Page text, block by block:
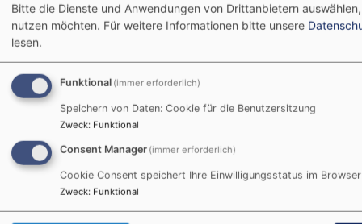
-
Seitennummerierung
Aktuelle
Seite
1 Seite
2 Seite
3 Seite
4 Seite
5 Seite
6 Seite
7 Seite
8 Seite
9 …
Unsere nächsten Termine
Bitte die Dienste und Anwendungen von Drittanbietern
nutzen möchten. Für weitere Informationen bitte unsere
lesen.
Funktional (immer erforderlich)
Speichern von Daten: Cookie für die Benutzersitzung
Zweck: Funktional
Consent Manager (immer erforderlich)
Cookie Consent speichert Ihre Einwilligungsstatus im Browser
Zweck: Funktional